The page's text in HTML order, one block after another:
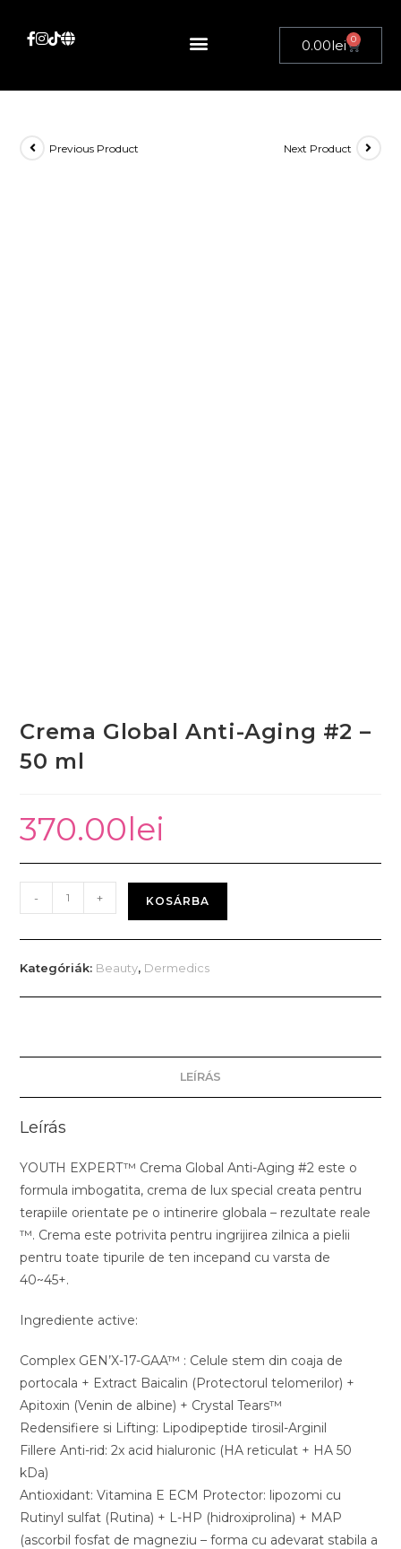
0.00lei 0
Previous Product Next Product
Crema Global Anti-Aging #2 –
50 ml
370.00lei
- + KOSÁRBA
Kategóriák: Beauty, Dermedics
LEÍRÁS
Leírás
YOUTH EXPERT™ Crema Global Anti-Aging #2 este o
formula imbogatita, crema de lux special creata pentru
terapiile orientate pe o intinerire globala – rezultate reale
™. Crema este potrivita pentru ingrijirea zilnica a pielii
pentru toate tipurile de ten incepand cu varsta de
40~45+.
Ingrediente active:
Complex GEN’X-17-GAA™ : Celule stem din coaja de
portocala + Extract Baicalin (Protectorul telomerilor) +
Apitoxin (Venin de albine) + Crystal Tears™
Redensifiere si Lifting: Lipodipeptide tirosil-Arginil
Fillere Anti-rid: 2x acid hialuronic (HA reticulat + HA 50
kDa)
Antioxidant: Vitamina E ECM Protector: lipozomi cu
Rutinyl sulfat (Rutina) + L-HP (hidroxiprolina) + MAP
(ascorbil fosfat de magneziu – forma cu adevarat stabila a